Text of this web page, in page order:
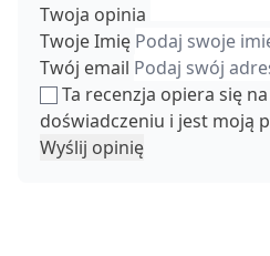
Twoja opinia
Twoje Imię
Twój email
Ta recenzja opiera się
doświadczeniu i jest moją
Wyślij opinię